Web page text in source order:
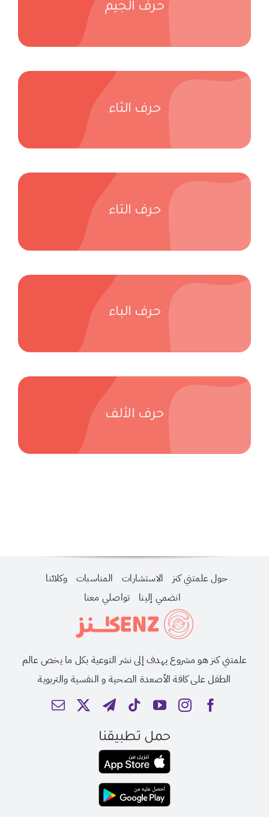
حرف الجيم
حرف الثاء
حرف التاء
حرف الباء
حرف الألف
حول علمتني كنز الاستشارات المناسبات
وكلائنا
انضمي إلينا
تواصلي معنا
علمتني كنز هو مشروع يهدف إلى نشر التوعية بكل ما يخص عالم
الطفل على كافة الأصعدة الصحية و النفسية والتربوية
حمل تطبيقنا